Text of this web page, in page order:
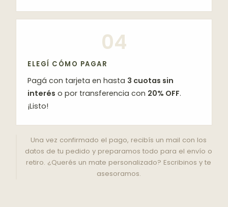
04
ELEGÍ CÓMO PAGAR
Pagá con tarjeta en hasta 3 cuotas sin
interés o por transferencia con 20% OFF.
¡Listo!
Una vez confirmado el pago, recibís un mail con los
datos de tu pedido y preparamos todo para el envío o
retiro. ¿Querés un mate personalizado? Escribinos y te
asesoramos.